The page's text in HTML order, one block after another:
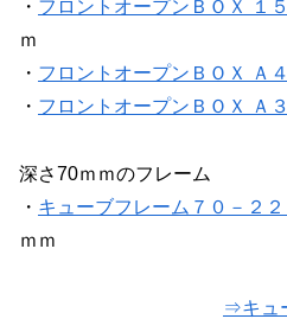
・ フロントオープンＢＯＸ １
ｍ
・ フロントオープンＢＯＸ Ａ４
・ フロントオープンＢＯＸ Ａ３
深さ70ｍｍのフレーム
・ キューブフレーム７０－２２
ｍｍ
⇒キュ